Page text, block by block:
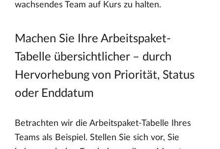
wachsendes Team auf Kurs zu halten.
Machen Sie Ihre Arbeitspaket-
Tabelle übersichtlicher – durch
Hervorhebung von Priorität, Status
oder Enddatum
Betrachten wir die Arbeitspaket-Tabelle Ihres
Teams als Beispiel. Stellen Sie sich vor, Sie